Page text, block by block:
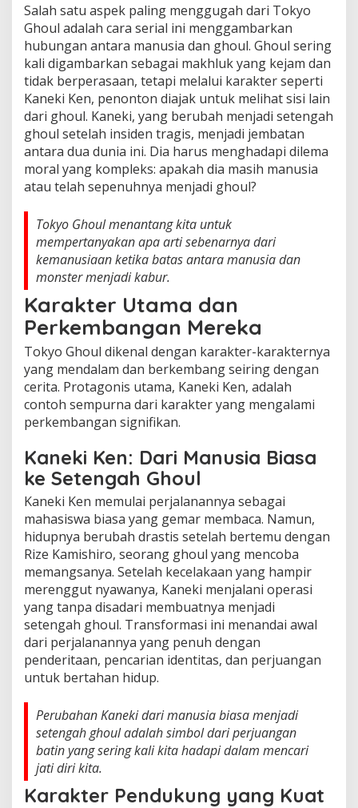
Salah satu aspek paling menggugah dari Tokyo
Ghoul adalah cara serial ini menggambarkan
hubungan antara manusia dan ghoul. Ghoul sering
kali digambarkan sebagai makhluk yang kejam dan
tidak berperasaan, tetapi melalui karakter seperti
Kaneki Ken, penonton diajak untuk melihat sisi lain
dari ghoul. Kaneki, yang berubah menjadi setengah
ghoul setelah insiden tragis, menjadi jembatan
antara dua dunia ini. Dia harus menghadapi dilema
moral yang kompleks: apakah dia masih manusia
atau telah sepenuhnya menjadi ghoul?
Tokyo Ghoul menantang kita untuk
mempertanyakan apa arti sebenarnya dari
kemanusiaan ketika batas antara manusia dan
monster menjadi kabur.
Karakter Utama dan
Perkembangan Mereka
Tokyo Ghoul dikenal dengan karakter-karakternya
yang mendalam dan berkembang seiring dengan
cerita. Protagonis utama, Kaneki Ken, adalah
contoh sempurna dari karakter yang mengalami
perkembangan signifikan.
Kaneki Ken: Dari Manusia Biasa
ke Setengah Ghoul
Kaneki Ken memulai perjalanannya sebagai
mahasiswa biasa yang gemar membaca. Namun,
hidupnya berubah drastis setelah bertemu dengan
Rize Kamishiro, seorang ghoul yang mencoba
memangsanya. Setelah kecelakaan yang hampir
merenggut nyawanya, Kaneki menjalani operasi
yang tanpa disadari membuatnya menjadi
setengah ghoul. Transformasi ini menandai awal
dari perjalanannya yang penuh dengan
penderitaan, pencarian identitas, dan perjuangan
untuk bertahan hidup.
Perubahan Kaneki dari manusia biasa menjadi
setengah ghoul adalah simbol dari perjuangan
batin yang sering kali kita hadapi dalam mencari
jati diri kita.
Karakter Pendukung yang Kuat